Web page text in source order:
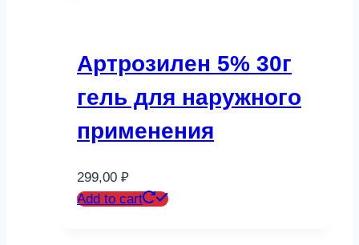
Артрозилен 5% 30г
гель для наружного
применения
299,00 ₽
Add to cart